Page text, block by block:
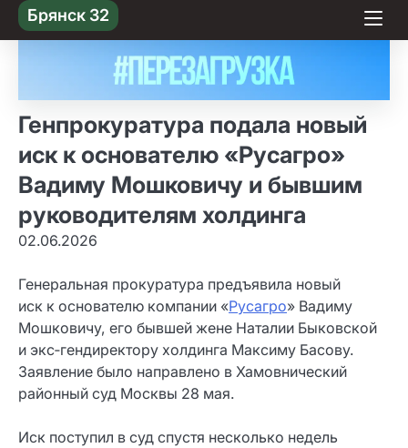
Skip
to content
Брянск 32
Генпрокуратура подала новый
иск к основателю «Русагро»
Вадиму Мошковичу и бывшим
руководителям холдинга
02.06.2026
Генеральная прокуратура предъявила новый
иск к основателю компании «Русагро» Вадиму
Мошковичу, его бывшей жене Наталии Быковской
и экс‑гендиректору холдинга Максиму Басову.
Заявление было направлено в Хамовнический
районный суд Москвы 28 мая.
Иск поступил в суд спустя несколько недель